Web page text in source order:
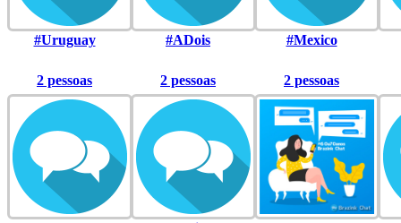
#Uruguay #ADois #Mexico
2 pessoas 2 pessoas 2 pessoas